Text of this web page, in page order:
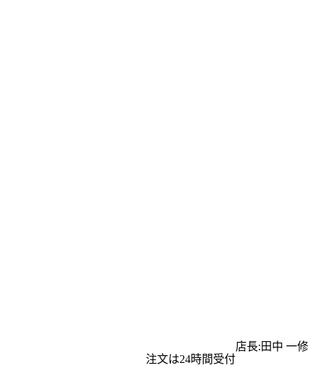
店長:田中 一修
注文は24時間受付